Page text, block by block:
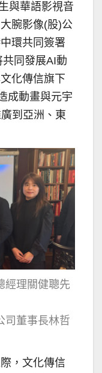
與華語影視音
腕影像(股)公
環共同簽署
同發展AI動
化傳信旗下
成動畫與元宇
到亞洲、東
經理關健聰先
司董事長林哲
，文化傳信